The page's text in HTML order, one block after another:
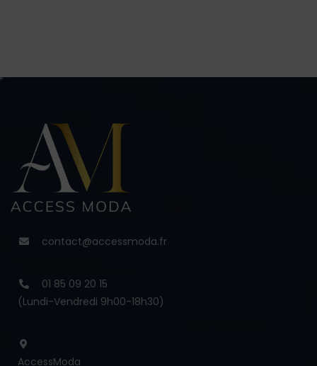
contact@accessmoda.fr
01 85 09 20 15
(Lundi-Vendredi 9h00-18h30)
AccessModa